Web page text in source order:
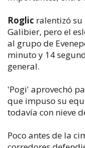
Roglic ralentizó
Galibier, pero el
al grupo de
minuto y 14
general.
'Pogi' aprovechó
que impuso su
todavía con nieve
Poco antes de la